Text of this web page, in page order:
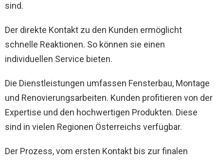
sind.
Der direkte Kontakt zu den Kunden ermöglicht
schnelle Reaktionen. So können sie einen
individuellen Service bieten.
Die Dienstleistungen umfassen Fensterbau, Montage
und Renovierungsarbeiten. Kunden profitieren von der
Expertise und den hochwertigen Produkten. Diese
sind in vielen Regionen Österreichs verfügbar.
Der Prozess, vom ersten Kontakt bis zur finalen